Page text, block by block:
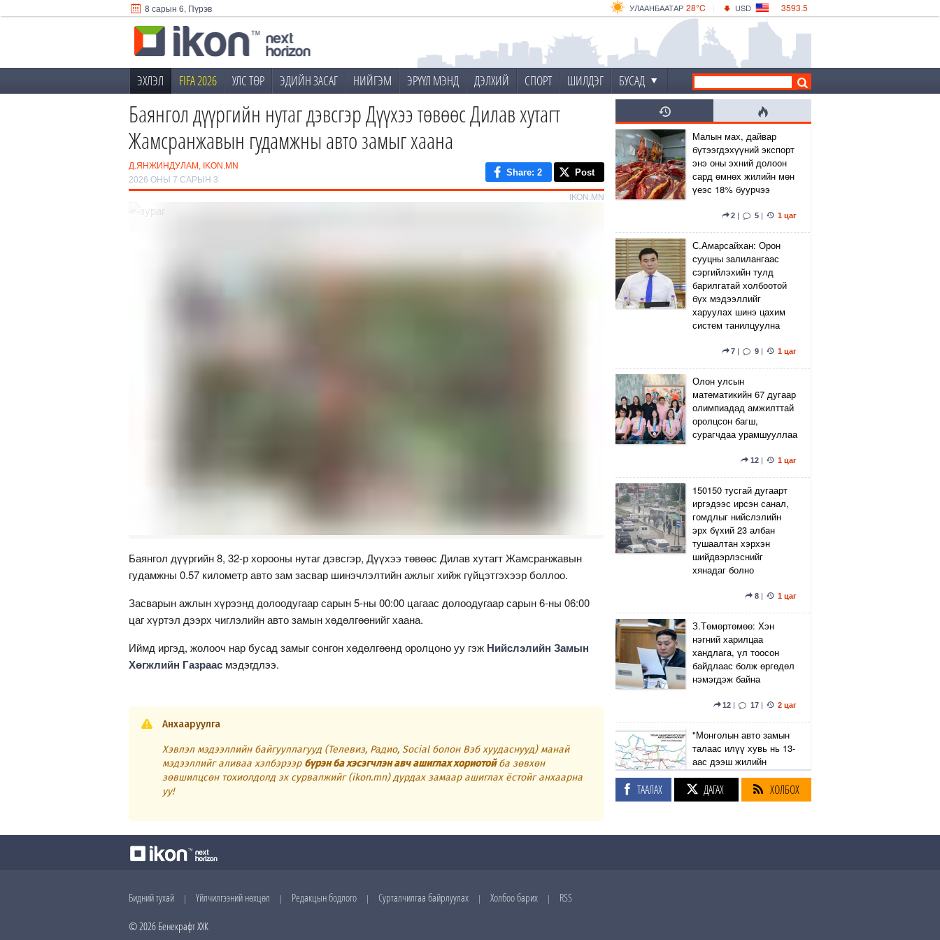
8 сарын 6, Пүрэв 28°C
УЛААНБААТАР
32°C
ДАРХАН
29°C
ЭРДЭНЭТ
USD 3593.5
4146.36
ЭХЛЭЛ FIFA 2026 УЛС ТӨР ЭДИЙН ЗАСАГ НИЙГЭМ ЭРҮҮЛ МЭНД ДЭЛХИЙ СПОРТ ШИЛДЭГ БУСАД
Баянгол дүүргийн нутаг дэвсгэр Дүүхээ төвөөс Дилав хутагт
Жамсранжавын гудамжны авто замыг хаана
Д.ЯНЖИНДУЛАМ, IKON.MN
2026 ОНЫ 7 САРЫН 3
Share: 2 Post
IKON.MN
Баянгол дүүргийн 8, 32-р хорооны нутаг дэвсгэр, Дүүхээ төвөөс Дилав хутагт Жамсранжавын
гудамжны 0.57 километр авто зам засвар шинэчлэлтийн ажлыг хийж гүйцэтгэхээр боллоо.
Засварын ажлын хүрээнд долоодугаар сарын 5-ны 00:00 цагаас долоодугаар сарын 6-ны 06:00
цаг хүртэл дээрх чиглэлийн авто замын хөдөлгөөнийг хаана.
Иймд иргэд, жолооч нар бусад замыг сонгон хөдөлгөөнд оролцоно уу гэж Нийслэлийн Замын
Хөгжлийн Газраас мэдэгдлээ.
Анхааруулга
Хэвлэл мэдээллийн байгууллагууд (Телевиз, Радио, Social болон Вэб хуудаснууд) манай
мэдээллийг аливаа хэлбэрээр бүрэн ба хэсэгчлэн авч ашиглах хориотойба зөвхөн
зөвшилцсөн тохиолдолд эх сурвалжийг (ikon.mn) дурдах замаар ашиглах ёстойг анхаарна
уу!
Малын мах, дайвар
бүтээгдэхүүний экспорт
энэ оны эхний долоон
сард өмнөх жилийн мөн
үеэс 18% буурчээ
2 | 5 | 1 цаг
С.Амарсайхан: Орон
сууцны залилангаас
сэргийлэхийн тулд
барилгатай холбоотой
бүх мэдээллийг
харуулах шинэ цахим
систем танилцуулна
7 | 9 | 1 цаг
Олон улсын
математикийн 67 дугаар
олимпиадад амжилттай
оролцсон багш,
сурагчдаа урамшууллаа
12| 1 цаг
150150 тусгай дугаарт
иргэдээс ирсэн санал,
гомдлыг нийслэлийн
эрх бүхий 23 албан
тушаалтан хэрхэн
шийдвэрлэснийг
хянадаг болно
8| 1 цаг
З.Төмөртөмөө: Хэн
нэгний харилцаа
хандлага, үл тоосон
байдлаас болж өргөдөл
нэмэгдэж байна
12 | 17 | 2 цаг
"Монголын авто замын
талаас илүү хувь нь 13-
аас дээш жилийн
насжилттай"
3| 6| 2 цаг
ТААЛАХ ДАГАХ ХОЛБОХ
Бидний тухай | Үйлчилгээний нөхцөл | Редакцын бодлого | Сурталчилгаа байрлуулах | Холбоо барих | RSS
© 2026 Бенекрафт ХХК